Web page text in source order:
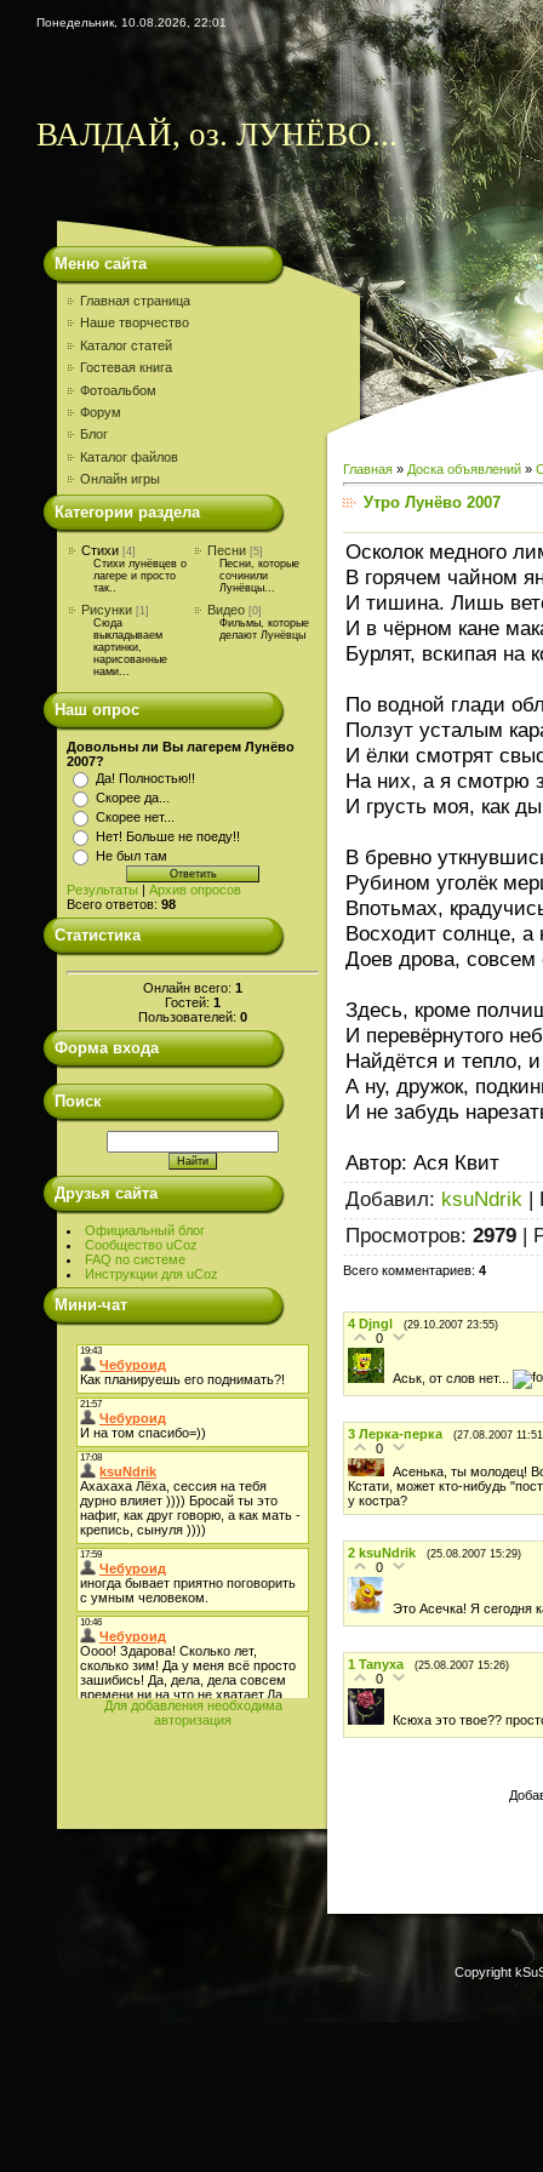
Понедельник, 10.08.2026, 22:01
ВАЛДАЙ, оз. ЛУНЁВО...
Меню сайта
Главная страница
Наше творчество
Каталог статей
Гостевая книга
Фотоальбом
Форум
Блог
Каталог файлов
Онлайн игры
Категории раздела
Стихи [4]
Стихи лунёвцев о
лагере и просто
так..
Песни [5]
Песни, которые
сочинили
Лунёвцы...
Рисунки [1]
Сюда
выкладываем
картинки,
нарисованные
нами...
Видео [0]
Фильмы, которые
делают Лунёвцы
Наш опрос
Довольны ли Вы лагерем Лунёво
2007?
Да! Полностью!!
Скорее да...
Скорее нет...
Нет! Больше не поеду!!
Не был там
Результаты | Архив опросов
Всего ответов: 98
Статистика
Онлайн всего: 1
Гостей: 1
Пользователей: 0
Форма входа
Поиск
Друзья сайта
Официальный блог
Сообщество uCoz
FAQ по системе
Инструкции для uCoz
Мини-чат
Для добавления необходима
авторизация
Главная » Доска объявлений »
Утро Лунёво 2007
Осколок медного
В горячем чайном
И тишина. Лишь
И в чёрном кане
Бурлят, вскипая на
По водной глади
Ползут усталым
И ёлки смотрят
На них, а я смотрю
И грусть моя, как
В бревно
Рубином уголёк
Впотьмах,
Восходит солнце, а
Доев дрова, совсем
Здесь, кроме
И перевёрнутого
Найдётся и тепло, и
А ну, дружок,
И не забудь
Автор: Ася Квит
Добавил: ksuNdrik |
Просмотров: 2979 |
Всего комментариев: 4
4 Djngl (29.10.2007 23:55)
0
Аськ, от слов нет...
3 Лерка-перка (27.08.2007
0
Асенька, ты молодец!
Кстати, может кто-нибудь
у костра?
2 ksuNdrik (25.08.2007 15:29)
0
Это Асечка! Я сегодня
1 Tanyxa (25.08.2007 15:26)
0
Ксюха это твое??
Copyright